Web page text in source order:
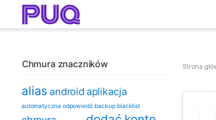
Chmura znaczników
alias android aplikacja
automatyczna odpowiedź backup blacklist
Strona